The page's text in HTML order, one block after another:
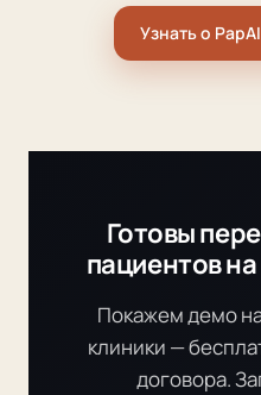
Узнать о
Готовы
пациентов
Покажем демо
клиники —
договора.